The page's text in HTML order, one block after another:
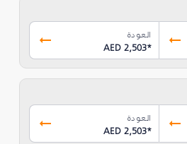
العودة
AED 2,503*
العودة
AED 2,503*